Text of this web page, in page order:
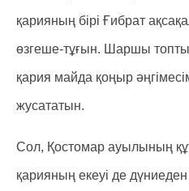
қарияның бірі Ғибрат
өзгеше-тұғын. Шаршы топтың
қария майда қоңыр
жусататын.
Сол, Қостомар ауылының
қарияның екеуі де